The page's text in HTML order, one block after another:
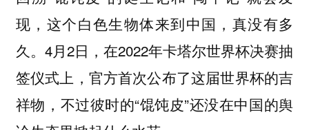
现，这个白色生物体来到中国，真没有多
久。4月2日，在2022年卡塔尔世界杯决赛抽
签仪式上，官方首次公布了这届世界杯的吉
祥物，不过彼时的“馄饨皮”还没在中国的舆